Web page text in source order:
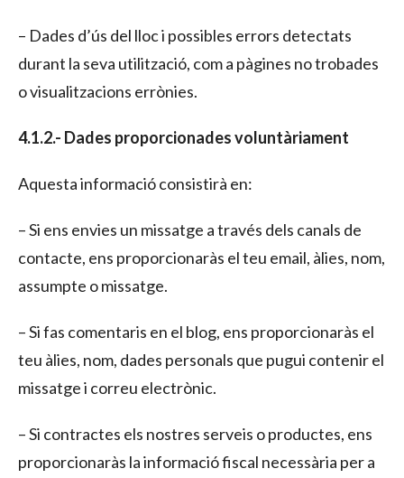
– Dades d’ús del lloc i possibles errors detectats
durant la seva utilització, com a pàgines no trobades
o visualitzacions errònies.
4.1.2.- Dades proporcionades voluntàriament
Aquesta informació consistirà en:
– Si ens envies un missatge a través dels canals de
contacte, ens proporcionaràs el teu email, àlies, nom,
assumpte o missatge.
– Si fas comentaris en el blog, ens proporcionaràs el
teu àlies, nom, dades personals que pugui contenir el
missatge i correu electrònic.
– Si contractes els nostres serveis o productes, ens
proporcionaràs la informació fiscal necessària per a